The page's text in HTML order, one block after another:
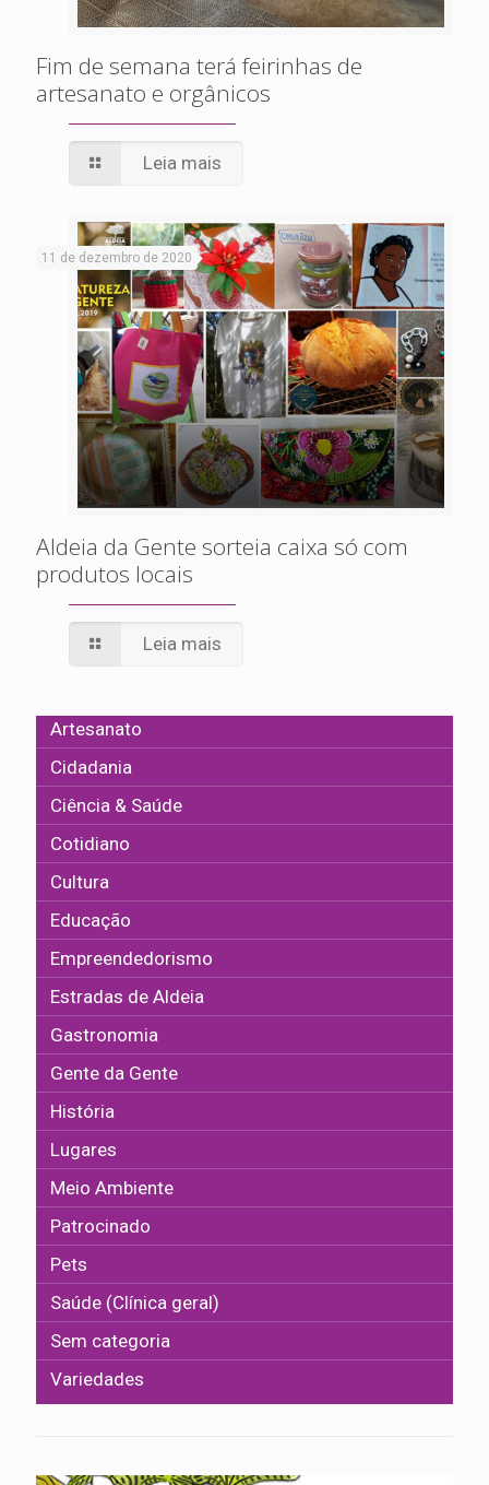
Fim de semana terá feirinhas de
artesanato e orgânicos
Leia mais
11 de dezembro de 2020
Aldeia da Gente sorteia caixa só com
produtos locais
Leia mais
Artesanato
Cidadania
Ciência & Saúde
Cotidiano
Cultura
Educação
Empreendedorismo
Estradas de Aldeia
Gastronomia
Gente da Gente
História
Lugares
Meio Ambiente
Patrocinado
Pets
Saúde (Clínica geral)
Sem categoria
Variedades